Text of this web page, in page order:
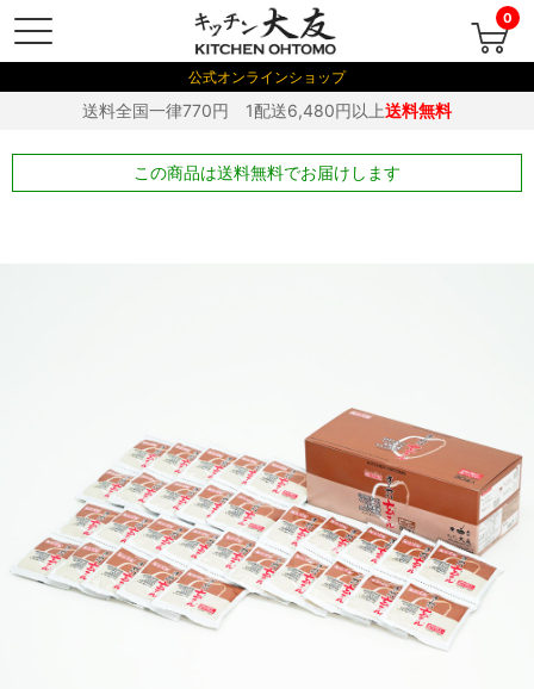
0
公式オンラインショップ
送料全国一律770円 1配送6,480円以上送料無料
この商品は送料無料でお届けします